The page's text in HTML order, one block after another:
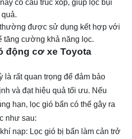
có cấu trúc xốp, giúp lọc bụi
được sử dụng kết hợp với
tăng cường khả năng lọc.
động cơ xe Toyota
là rất quan trọng để đảm bảo
và đạt hiệu quả tối ưu. Nếu
hạn, lọc gió bẩn có thể gây ra
như sau:
nạp: Lọc gió bị bẩn làm cản trở